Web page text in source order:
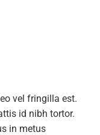
vel fringilla est.
id nibh tortor.
in metus